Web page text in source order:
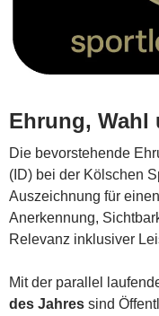
Ehrung,
Die bevorstehende
(ID) bei der Kölschen
Auszeichnung für
Anerkennung,
Relevanz inklusiver
Mit der parallel
des Jahres sind